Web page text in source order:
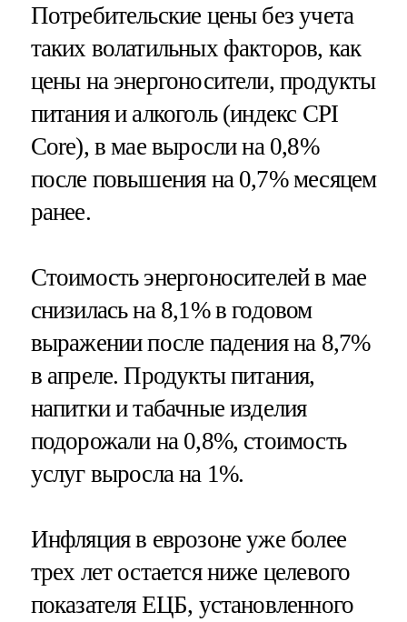
Потребительские цены без учета
таких волатильных факторов, как
цены на энергоносители, продукты
питания и алкоголь (индекс CPI
Core), в мае выросли на 0,8%
после повышения на 0,7% месяцем
ранее.
Стоимость энергоносителей в мае
снизилась на 8,1% в годовом
выражении после падения на 8,7%
в апреле. Продукты питания,
напитки и табачные изделия
подорожали на 0,8%, стоимость
услуг выросла на 1%.
Инфляция в еврозоне уже более
трех лет остается ниже целевого
показателя ЕЦБ, установленного